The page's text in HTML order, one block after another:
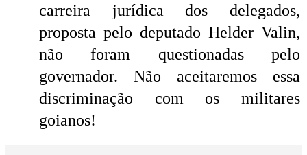
carreira jurídica dos delegados,
proposta pelo deputado Helder Valin,
não foram questionadas pelo
governador. Não aceitaremos essa
discriminação com os militares
goianos!